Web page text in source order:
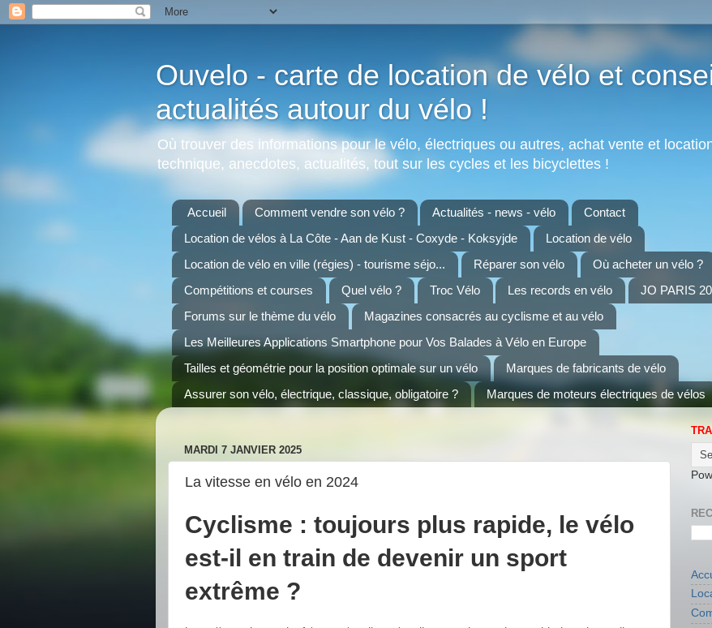
Ouvelo - carte de location de vélo et
actualités autour du vélo !
Où trouver des informations pour le vélo, électriques ou autres, achat vente et
technique, anecdotes, actualités, tout sur les cycles et les bicyclettes !
Accueil Comment vendre son vélo ? Actualités - news - vélo
Contact
Location de vélos à La Côte - Aan de Kust - Coxyde - Koksyjde
Location de vélo
Location de vélo en ville (régies) - tourisme séjo...
Réparer son vélo Où acheter un vélo ?
Compétitions et courses
Quel vélo ? Troc Vélo Les records en vélo
JO PARIS
Forums sur le thème du vélo
Magazines consacrés au cyclisme et au vélo
Les Meilleures Applications Smartphone pour Vos Balades à Vélo en Europe
Tailles et géométrie pour la position optimale sur un vélo
Marques de fabricants de vélo
Assurer son vélo, électrique, classique, obligatoire ?
Marques de moteurs électriques de vélos
MARDI 7 JANVIER 2025
La vitesse en vélo en 2024
Cyclisme : toujours plus rapide, le vélo
est-il en train de devenir un sport
extrême ?